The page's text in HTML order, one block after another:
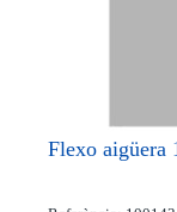
Flexo aigüera